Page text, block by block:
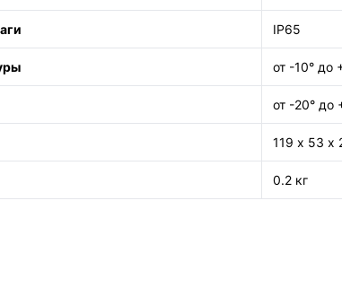
IP65
от -10° до
от -20° до
119 х 53 х
0.2 кг